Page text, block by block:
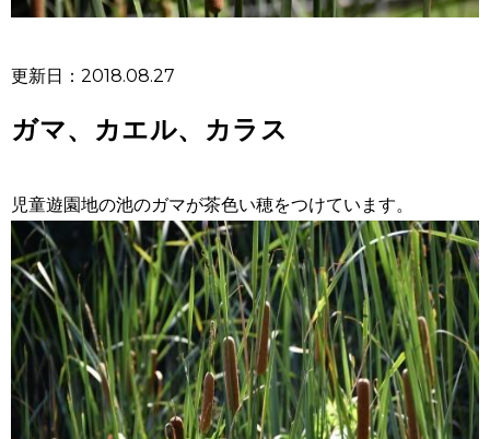
更新日：2018.08.27
ガマ、カエル、カラス
児童遊園地の池のガマが茶色い穂をつけています。